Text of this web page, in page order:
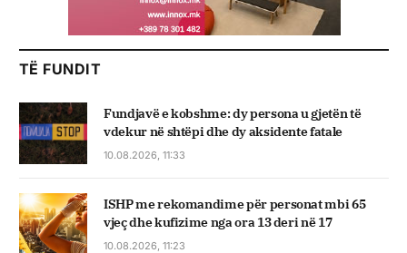
TË FUNDIT
Fundjavë e kobshme: dy persona u gjetën të
vdekur në shtëpi dhe dy aksidente fatale
10.08.2026, 11:33
ISHP me rekomandime për personat mbi 65
vjeç dhe kufizime nga ora 13 deri në 17
10.08.2026, 11:23